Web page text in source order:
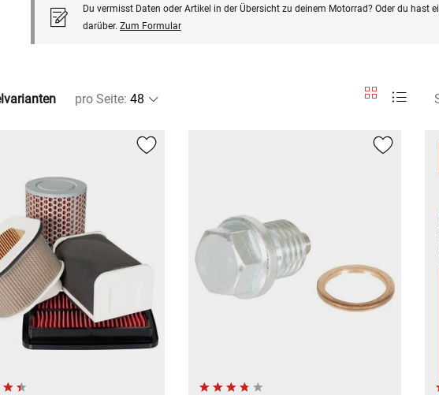
Du vermisst Daten oder Artikel in der Übersicht zu deinem Motorrad? Oder du hast
darüber. Zum Formular
pro Seite: